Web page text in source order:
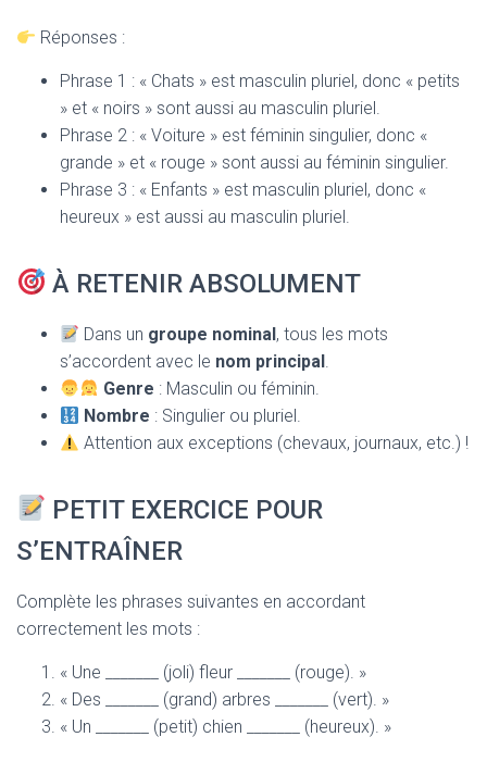
Réponses :
Phrase 1 : « Chats » est masculin pluriel, donc « petits
» et « noirs » sont aussi au masculin pluriel.
Phrase 2 : « Voiture » est féminin singulier, donc «
grande » et « rouge » sont aussi au féminin singulier.
Phrase 3 : « Enfants » est masculin pluriel, donc «
heureux » est aussi au masculin pluriel.
À RETENIR ABSOLUMENT
Dans un groupe nominal, tous les mots
s’accordent avec le nom principal.
Genre : Masculin ou féminin.
Nombre : Singulier ou pluriel.
Attention aux exceptions (chevaux, journaux, etc.) !
PETIT EXERCICE POUR
S’ENTRAÎNER
Complète les phrases suivantes en accordant
correctement les mots :
« Une _______ (joli) fleur _______ (rouge). »
« Des _______ (grand) arbres _______ (vert). »
« Un _______ (petit) chien _______ (heureux). »